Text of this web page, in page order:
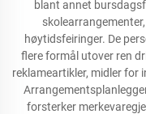
blant annet
høytidsfeiringer. De
flere formål utover ren
reklameartikler, midler for
forsterker